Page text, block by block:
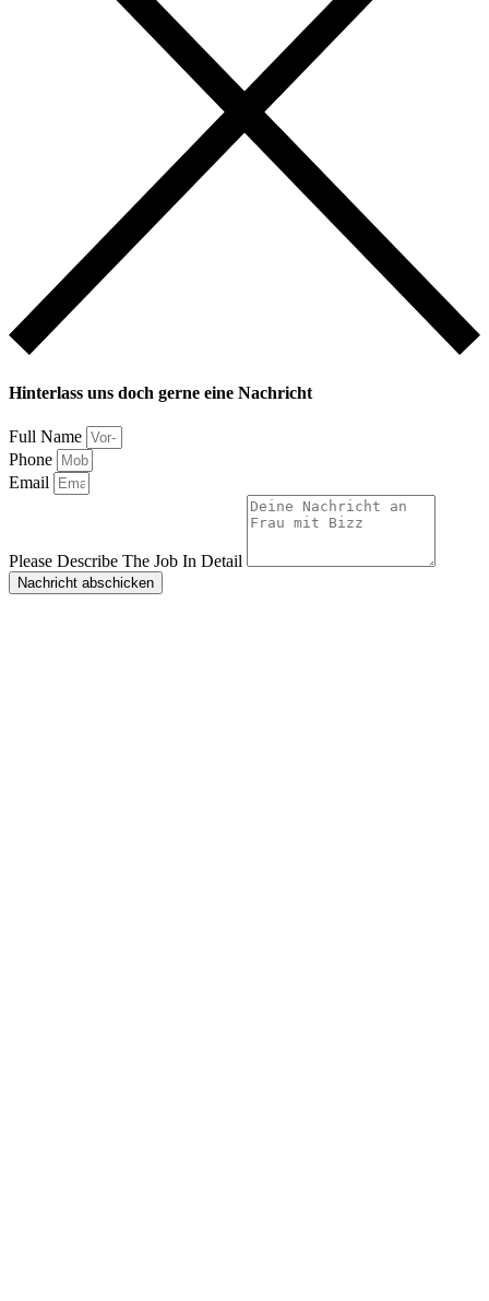
Hinterlass uns doch gerne eine Nachricht
Full Name
Phone
Email
Please Describe The Job In Detail
Nachricht abschicken